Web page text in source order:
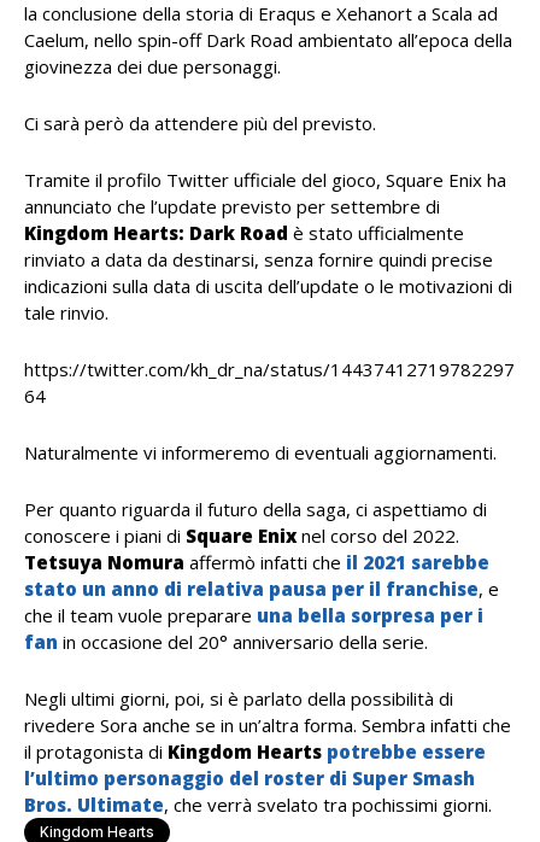
la conclusione della storia di Eraqus e Xehanort a Scala ad
Caelum, nello spin-off Dark Road ambientato all’epoca della
giovinezza dei due personaggi.
Ci sarà però da attendere più del previsto.
Tramite il profilo Twitter ufficiale del gioco, Square Enix ha
annunciato che l’update previsto per settembre di
Kingdom Hearts: Dark Road è stato ufficialmente
rinviato a data da destinarsi, senza fornire quindi precise
indicazioni sulla data di uscita dell’update o le motivazioni di
tale rinvio.
https://twitter.com/kh_dr_na/status/14437412719782297
64
Naturalmente vi informeremo di eventuali aggiornamenti.
Per quanto riguarda il futuro della saga, ci aspettiamo di
conoscere i piani di Square Enixnel corso del 2022.
Tetsuya Nomura affermò infatti che il 2021 sarebbe
stato un anno di relativa pausa per il franchise, e
che il team vuole preparare una bella sorpresa per i
fan in occasione del 20° anniversario della serie.
Negli ultimi giorni, poi, si è parlato della possibilità di
rivedere Sora anche se in un’altra forma. Sembra infatti che
il protagonista di Kingdom Hearts potrebbe essere
l’ultimo personaggio del roster di Super Smash
Bros. Ultimate, che verrà svelato tra pochissimi giorni.
Kingdom Hearts